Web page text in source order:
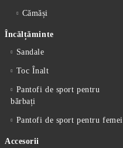
Cămăși
Încălțăminte
Sandale
Toc Înalt
Pantofi de sport pentru
bărbați
Pantofi de sport pentru femei
Accesorii